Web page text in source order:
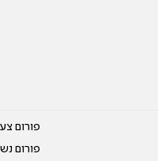
פורום
פורום